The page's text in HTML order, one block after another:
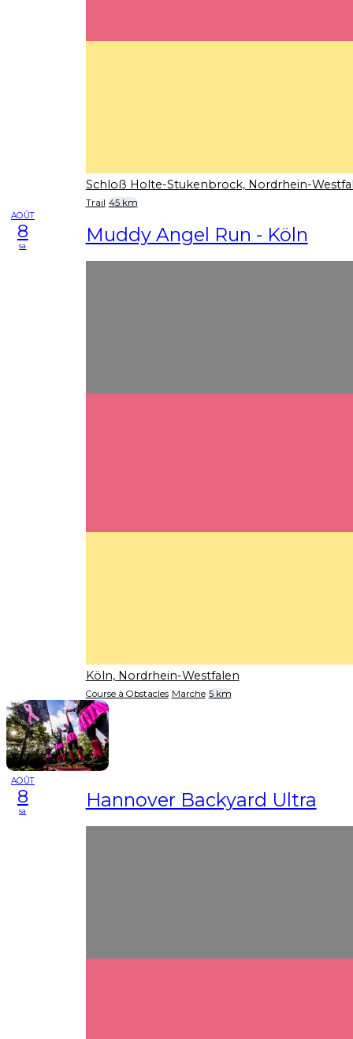
Schloß Holte-Stukenbrock, Nordrhein-
Trail 45 km
AOÛT
8
sa Muddy Angel Run - Köln
Köln, Nordrhein-Westfalen
Course à Obstacles Marche 5 km
AOÛT
8
sa Hannover Backyard Ultra